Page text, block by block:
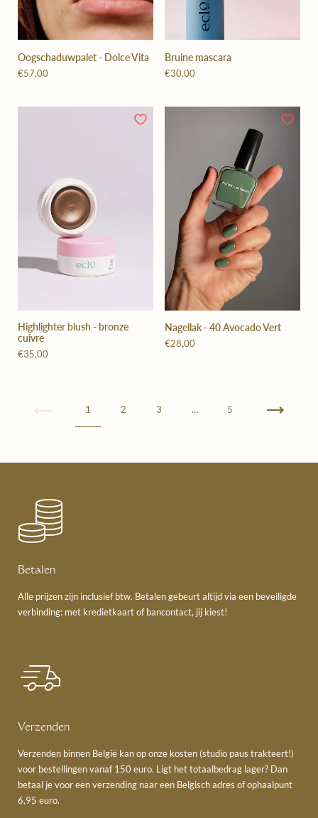
Oogschaduwpalet - Dolce Vita
€57,00
Bruine mascara
€30,00
Highlighter blush - bronze
cuivre
€35,00
Nagellak - 40 Avocado Vert
€28,00
Vorige 1 2 3 … 5 Volgende
Betalen
Alle prijzen zijn inclusief btw. Betalen gebeurt altijd via een beveiligde
verbinding: met kredietkaart of bancontact, jij kiest!
Verzenden
Verzenden binnen België kan op onze kosten (studio paus trakteert!)
voor bestellingen vanaf 150 euro. Ligt het totaalbedrag lager? Dan
betaal je voor een verzending naar een Belgisch adres of ophaalpunt
6,95 euro.